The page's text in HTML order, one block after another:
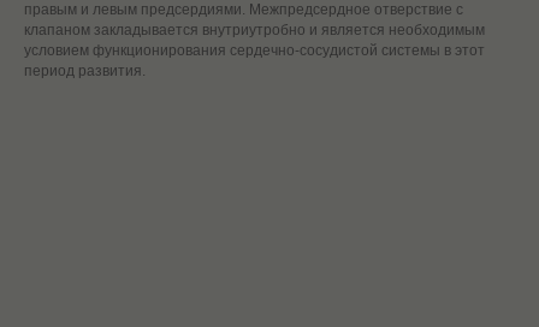
правым и левым предсердиями. Межпредсердное отверствие с
клапаном закладывается внутриутробно и является необходимым
условием функционирования сердечно-сосудистой системы в этот
период развития.